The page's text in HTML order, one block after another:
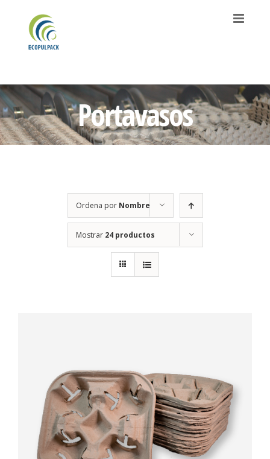
contenido
Portavasos
Ordena por Nombre
Mostrar 24 productos
Valorado
con5.00de 5
AÑADIR AL CARRITO / DETALLES